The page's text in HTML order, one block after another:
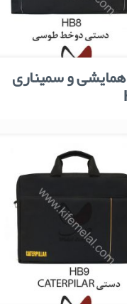
و سمیناری